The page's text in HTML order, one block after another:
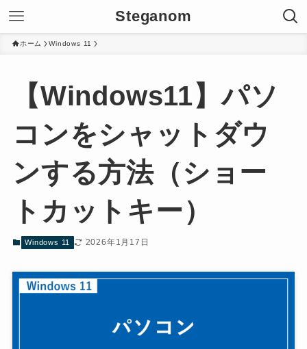
Steganom
ホーム Windows 11
【Windows11】パソ
コンをシャットダウ
ンする方法（ショー
トカットキー）
Windows 11 2026年1月17日